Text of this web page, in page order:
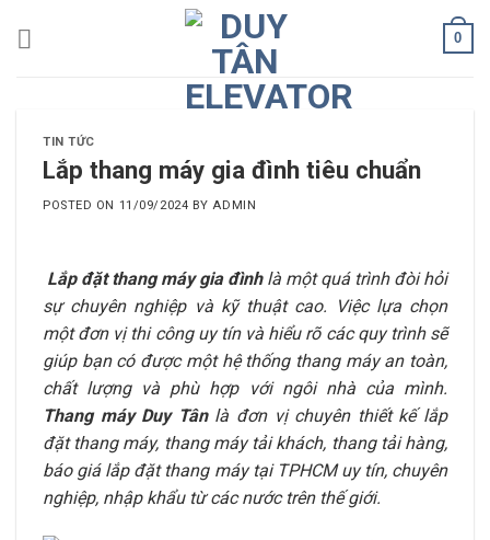
0
TIN TỨC
Lắp thang máy gia đình tiêu chuẩn
POSTED ON 11/09/2024 BYADMIN
Lắp đặt thang máy gia đìnhlà một quá trình đòi hỏi
sự chuyên nghiệp và kỹ thuật cao. Việc lựa chọn
một đơn vị thi công uy tín và hiểu rõ các quy trình sẽ
giúp bạn có được một hệ thống thang máy an toàn,
chất lượng và phù hợp với ngôi nhà của mình.
Thang máy Duy Tânlà đơn vị chuyên thiết kế lắp
đặt thang máy, thang máy tải khách, thang tải hàng,
báo giá lắp đặt thang máy tại TPHCM uy tín, chuyên
nghiệp, nhập khẩu từ các nước trên thế giới.